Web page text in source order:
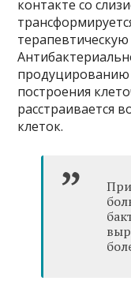
контакте со
продуцированию
построения
расстраивается
клеток.